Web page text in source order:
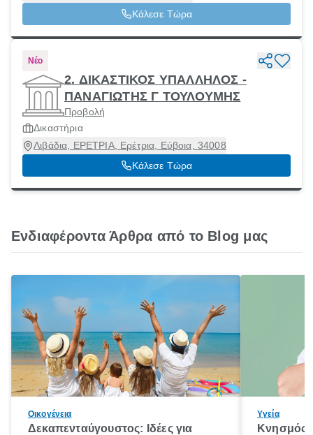
Κάλεσε Τώρα
Νέο
2. ΔΙΚΑΣΤΙΚΟΣ ΥΠΑΛΛΗΛΟΣ -
ΠΑΝΑΓΙΩΤΗΣ Γ ΤΟΥΛΟΥΜΗΣ
Προβολή
Δικαστήρια
Λιβάδια, ΕΡΕΤΡΙΑ, Ερέτρια, Εύβοια, 34008
Κάλεσε Τώρα
Ενδιαφέροντα Άρθρα από το Blog μας
Οικογένεια
Δεκαπενταύγουστος: Ιδέες για
Υγεία
Κνησμός: